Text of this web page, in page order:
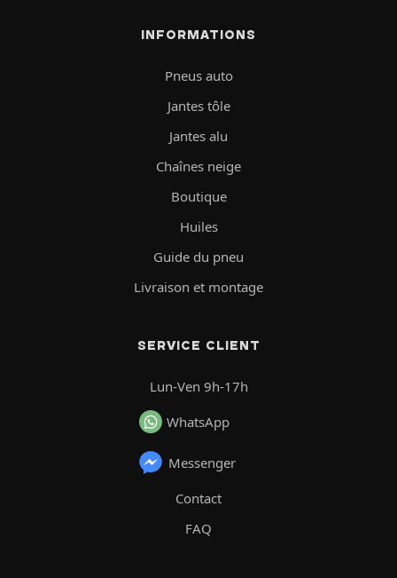
INFORMATIONS
Pneus auto
Jantes tôle
Jantes alu
Chaînes neige
Boutique
Huiles
Guide du pneu
Livraison et montage
SERVICE CLIENT
Lun-Ven 9h-17h
WhatsApp
Messenger
Contact
FAQ